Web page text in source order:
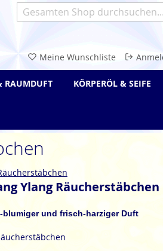
Meine Wunschliste
Ylang Räucherstäbchen
blumiger und frisch-harziger Duft
RAUMDUFT KÖRPERÖL & SEIFE